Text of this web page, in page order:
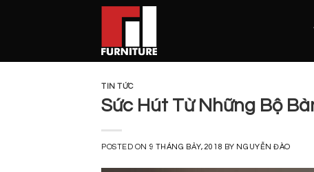
TIN TỨC
Sức Hút Từ Những Bộ
POSTED ON 9 THÁNG BẢY, 2018 BY NGUYỄN ĐÀO